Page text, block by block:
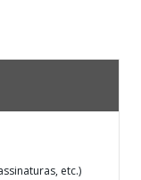
etc.)